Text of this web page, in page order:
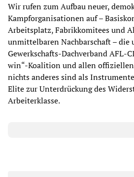
Wir rufen zum Aufbau neuer,
Kampforganisationen auf –
Arbeitsplatz, Fabrikkomitees und
unmittelbaren Nachbarschaft – die
Gewerkschafts-Dachverband AFL-
win“-Koalition und allen offiziellen
nichts anderes sind als
Elite zur Unterdrückung des
Arbeiterklasse.